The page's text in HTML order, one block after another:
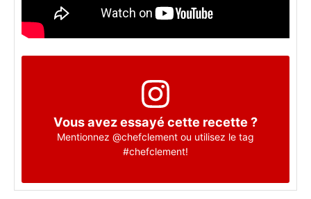
Vous avez essayé cette recette ?
Mentionnez @chefclement ou utilisez le tag
#chefclement!